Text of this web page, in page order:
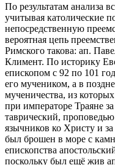
По результатам анализа
учитывая католические
непосредственную
вероятная цепь
Римского такова: ап.
Климент. По историку
епископом с 92 по 101
его мучеником, а в
мученичества, из
при императоре Траяне
таврический,
язычников ко Христу и
был брошен в море с
епископства
поскольку был ещё жив